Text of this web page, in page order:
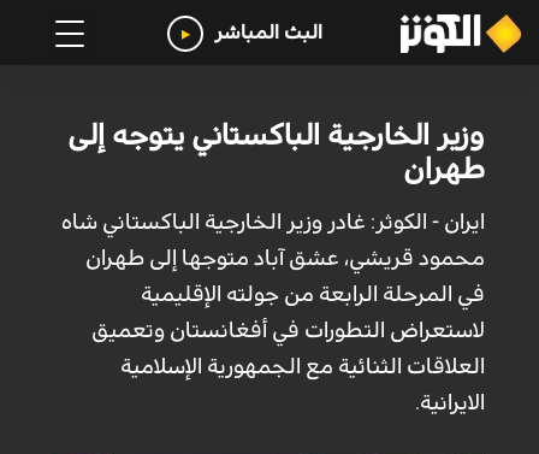
البث المباشر
وزير الخارجية الباكستاني يتوجه إلى
طهران
ايران - الكوثر: غادر وزير الخارجية الباكستاني شاه
محمود قريشي، عشق آباد متوجها إلى طهران
في المرحلة الرابعة من جولته الإقليمية
لاستعراض التطورات في أفغانستان وتعميق
العلاقات الثنائية مع الجمهورية الإسلامية
الايرانية.